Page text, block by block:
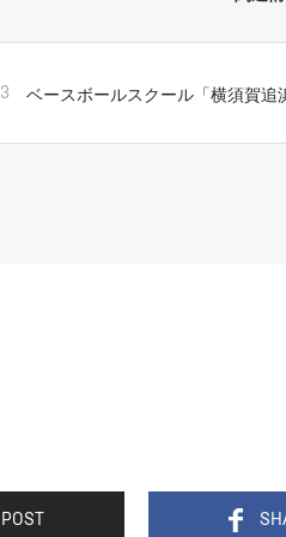
ベースボールスクール「横須賀追
POST